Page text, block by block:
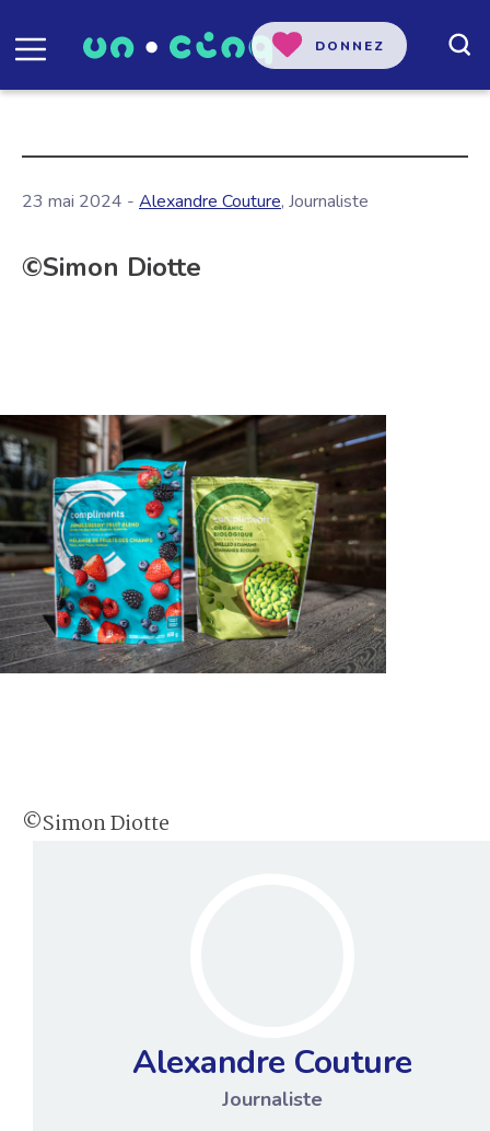
DONNEZ
23 mai 2024 - Alexandre Couture, Journaliste
©Simon Diotte
©Simon Diotte
Alexandre Couture
Journaliste